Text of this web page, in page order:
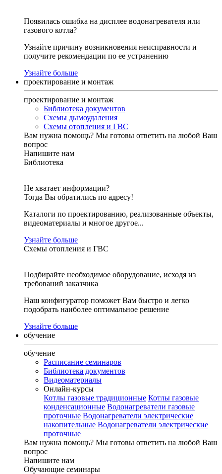
Появилась ошибка на дисплее водонагревателя или
газового котла?
Узнайте причину возникновения неисправности и
получите рекомендации по ее устранению
Узнайте больше
проектирование и монтаж
проектирование и монтаж
Библиотека документов
Схемы дымоудаления
Схемы отопления и ГВС
Вам нужна помощь? Мы готовы ответить на любой Ваш
вопрос
Напишите нам
Библиотека
Не хватает информации?
Тогда Вы обратились по адресу!
Каталоги по проектированию, реализованные объекты,
видеоматериалы и многое другое...
Узнайте больше
Схемы отопления и ГВС
Подбирайте необходимое оборудование, исходя из
требований заказчика
Наш конфигуратор поможет Вам быстро и легко
подобрать наиболее оптимальное решение
Узнайте больше
обучение
обучение
Расписание семинаров
Библиотека документов
Видеоматериалы
Онлайн-курсы
Котлы газовые традиционные Котлы газовые
конденсационные Водонагреватели газовые
проточные Водонагреватели электрические
накопительные Водонагреватели электрические
проточные
Вам нужна помощь? Мы готовы ответить на любой Ваш
вопрос
Напишите нам
Обучающие семинары